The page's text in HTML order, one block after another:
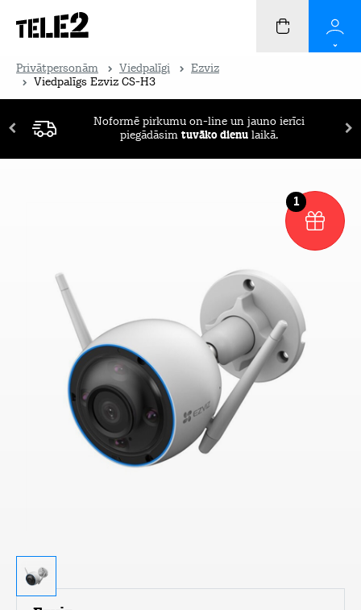
Privātpersonām Viedpalīgi
Ezviz
Viedpalīgs Ezviz CS-H3
Noformē pirkumu on-line un jauno ierīci
piegādāsim tuvāko dienu laikā.
1